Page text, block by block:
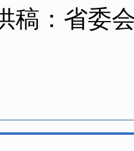
：省委会